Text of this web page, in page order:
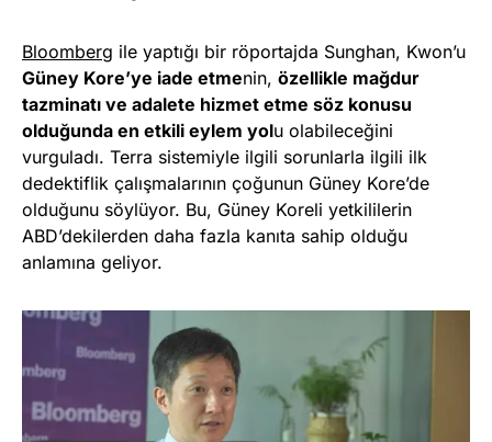
Bloomberg ile yaptığı bir röportajda Sunghan, Kwon’u
Güney Kore’ye iade etmenin, özellikle mağdur
tazminatı ve adalete hizmet etme söz konusu
olduğunda en etkili eylem yolu olabileceğini
vurguladı. Terra sistemiyle ilgili sorunlarla ilgili ilk
dedektiflik çalışmalarının çoğunun Güney Kore’de
olduğunu söylüyor. Bu, Güney Koreli yetkililerin
ABD’dekilerden daha fazla kanıta sahip olduğu
anlamına geliyor.